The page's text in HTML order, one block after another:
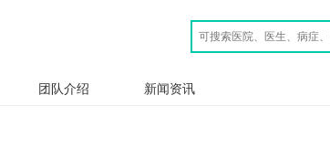
团队介绍 新闻资讯